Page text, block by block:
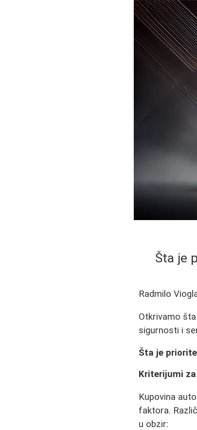
Šta je
Radmilo
Otkrivamo
sigurnosti i
Šta je
Kriterijumi
Kupovina
faktora.
u obzir: